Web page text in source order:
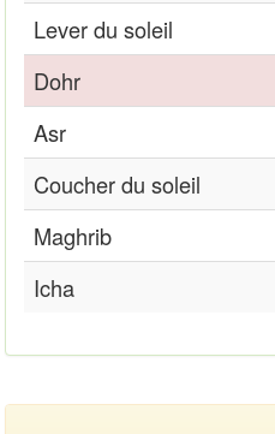
Lever du soleil
Dohr
Asr
Coucher du soleil
Maghrib
Icha